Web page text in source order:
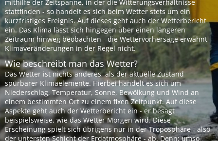
mithilfe der Zeitspanne, in der die Witterungsverhältnisse
stattfinden - so handelt es sich beim Wetter stets um ein
kurzfristiges Ereignis. Auf dieses geht auch der Wetterbericht
ein. Das Klima lässt sich hingegen über einen längeren
Zeitraum hinweg beobachten - die Wettervorhersage erwähnt
Klimaveränderungen in der Regel nicht.
Wie beschreibt man das Wetter?
Das Wetter ist nichts anderes, als der aktuelle Zustand
spürbarer Klimaelemente. Hierbei handelt es sich um
Niederschlag, Temperatur, Sonne, Bewölkung und Wind an
einem bestimmten Ort zu einem fixen Zeitpunkt. Auf diese
Aspekte geht auch der Wetterbericht ein - er besagt
beispielsweise, wie das Wetter Morgen wird. Diese
Erscheinung spielt sich übrigens nur in der Troposphäre - also
der untersten Schicht der Erdatmosphäre - ab. Denn: umso